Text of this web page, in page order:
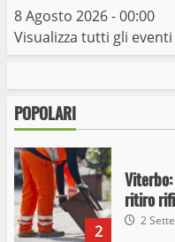
8 Agosto 2026 - 00:00
Visualizza tutti gli eventi
POPOLARI
I
2
ritiro
2